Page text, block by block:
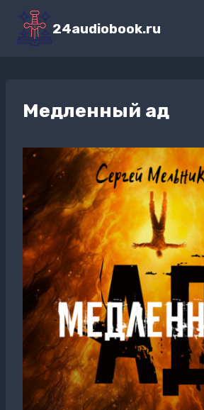
Перейти
содержимому
24audiobook.ru
Медленный ад